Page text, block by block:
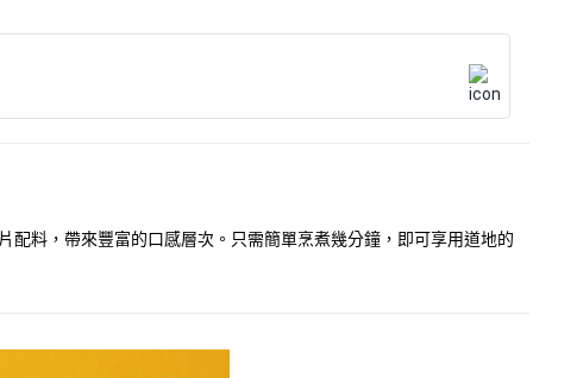
料，帶來豐富的口感層次。只需簡單烹煮幾分鐘，即可享用道地的